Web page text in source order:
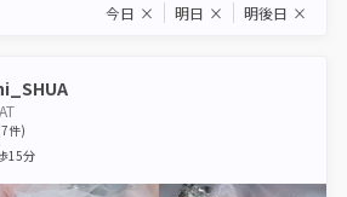
今日 × 明日 × 明後日 ×
7件)
15分